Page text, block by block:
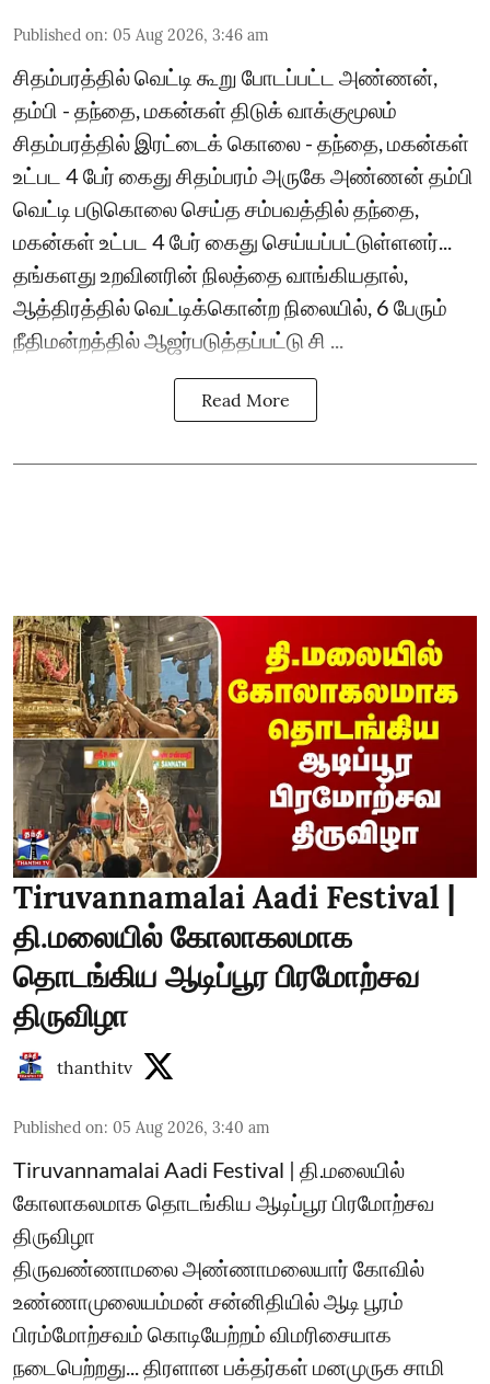
Published on: 05 Aug 2026, 3:46 am
சிதம்பரத்தில் வெட்டி கூறு போடப்பட்ட அண்ணன்,
தம்பி - தந்தை, மகன்கள் திடுக் வாக்குமூலம்
சிதம்பரத்தில் இரட்டைக் கொலை - தந்தை, மகன்கள்
உட்பட 4 பேர் கைது சிதம்பரம் அருகே அண்ணன் தம்பி
வெட்டி படுகொலை செய்த சம்பவத்தில் தந்தை,
மகன்கள் உட்பட 4 பேர் கைது செய்யப்பட்டுள்ளனர்...
தங்களது உறவினரின் நிலத்தை வாங்கியதால்,
ஆத்திரத்தில் வெட்டிக்கொன்ற நிலையில், 6 பேரும்
நீதிமன்றத்தில் ஆஜர்படுத்தப்பட்டு சி ...
Read More
Tiruvannamalai Aadi Festival |
தி.மலையில் கோலாகலமாக
தொடங்கிய ஆடிப்பூர பிரமோற்சவ
திருவிழா
thanthitv
Published on: 05 Aug 2026, 3:40 am
Tiruvannamalai Aadi Festival | தி.மலையில்
கோலாகலமாக தொடங்கிய ஆடிப்பூர பிரமோற்சவ
திருவிழா
திருவண்ணாமலை அண்ணாமலையார் கோவில்
உண்ணாமுலையம்மன் சன்னிதியில் ஆடி பூரம்
பிரம்மோற்சவம் கொடியேற்றம் விமரிசையாக
நடைபெற்றது... திரளான பக்தர்கள் மனமுருக சாமி